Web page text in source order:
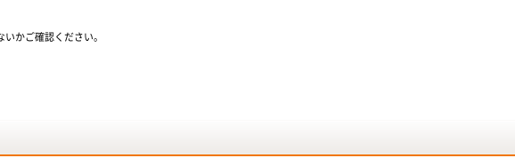
かご確認ください。